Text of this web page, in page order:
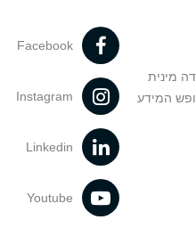
מינית
המידע
Facebook
Instagram
Linkedin
Youtube